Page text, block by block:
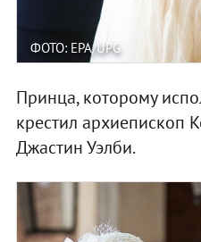
ФОТО: EPA/UPG
Принца, которому
крестил архиепископ
Джастин Уэлби.